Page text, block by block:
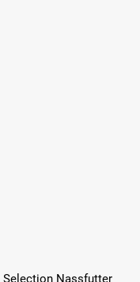
Selection Nassfutter